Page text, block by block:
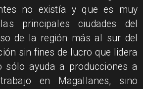
no existía y que es muy
principales ciudades del
de la región más al sur del
sin fines de lucro que lidera
sólo ayuda a producciones a
en Magallanes, sino